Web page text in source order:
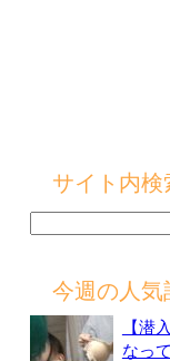
サイト内検
今週の人気
【潜
なっ